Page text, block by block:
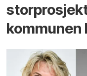
kommunen